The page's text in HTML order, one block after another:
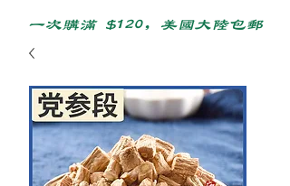
一次购满 $120，美国大陆包邮